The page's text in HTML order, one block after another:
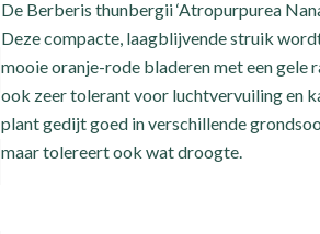
De Berberis thunbergii ‘Atropurpurea
Deze compacte, laagblijvende struik
mooie oranje-rode bladeren met een gele
ook zeer tolerant voor luchtvervuiling en
plant gedijt goed in verschillende
maar tolereert ook wat droogte.